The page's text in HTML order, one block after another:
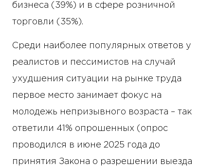
бизнеса (39%) и в сфере розничной
торговли (35%).
Среди наиболее популярных ответов у
реалистов и пессимистов на случай
ухудшения ситуации на рынке труда
первое место занимает фокус на
молодежь непризывного возраста – так
ответили 41% опрошенных (опрос
проводился в июне 2025 года до
принятия Закона о разрешении выезда